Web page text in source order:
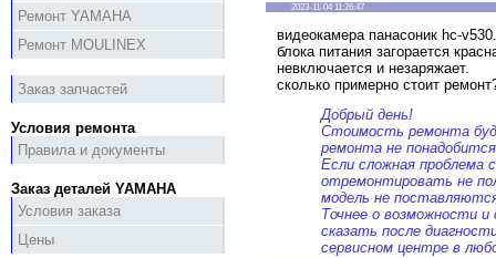
Ремонт YAMAHA
Ремонт MOULINEX
Заказ запчастей
Условия ремонта
Правила и документы
Заказ деталей YAMAHA
Условия заказа
Цены
2023-11-04 11:26:47
видеокамера панасоник hc-
блока питания загорается
невключается и незаряжает.
сколько примерно стоит
Добрый день!
Стоимость ремонта
ремонта не
Если сложная проблема
отремонтировать не
модель не
Точнее о возможности
сказать после
сервисном центре в